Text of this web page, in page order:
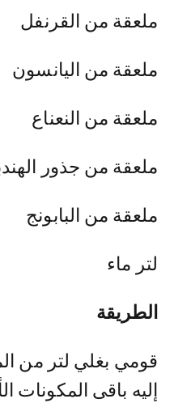
ملعقة من القرنفل
ملعقة من اليانسون
ملعقة من النعناع
ملعقة من جذور
ملعقة من البابونج
لتر ماء
الطريقة
قومي بغلي لتر من
إليه باقى المكونات